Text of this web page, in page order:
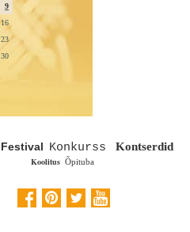
9
16
23
30
Festival Konkurss Kontserdid
Koolitus Õpituba